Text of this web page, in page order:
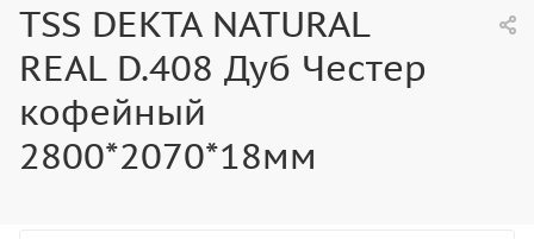
TSS DEKTA NATURAL
REAL D.408 Дуб Честер
кофейный
2800*2070*18мм